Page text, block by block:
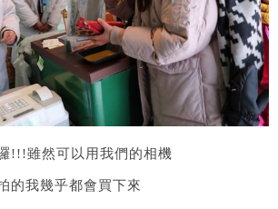
!!!雖然可以用我們的相機
的我幾乎都會買下來